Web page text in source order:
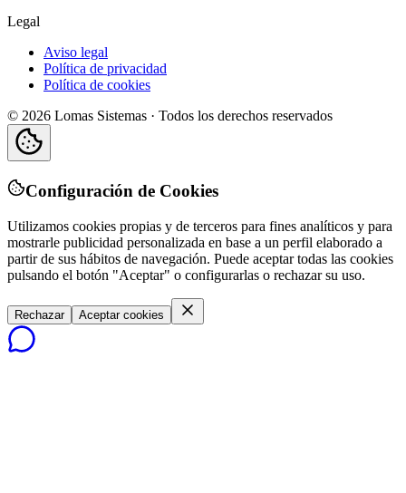
Legal
Aviso legal
Política de privacidad
Política de cookies
© 2026 Lomas Sistemas · Todos los derechos reservados
Configuración de Cookies
Utilizamos cookies propias y de terceros para fines analíticos y para
mostrarle publicidad personalizada en base a un perfil elaborado a
partir de sus hábitos de navegación. Puede aceptar todas las cookies
pulsando el botón "Aceptar" o configurarlas o rechazar su uso.
Rechazar Aceptar cookies